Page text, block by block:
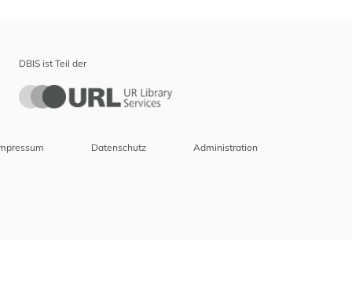
DBIS ist Teil der
Datenschutz Administration